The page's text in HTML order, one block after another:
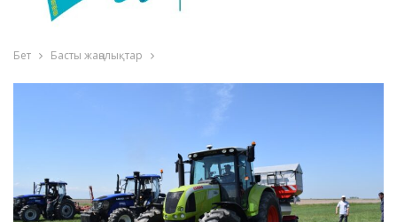
Бет Басты жаңалықтар